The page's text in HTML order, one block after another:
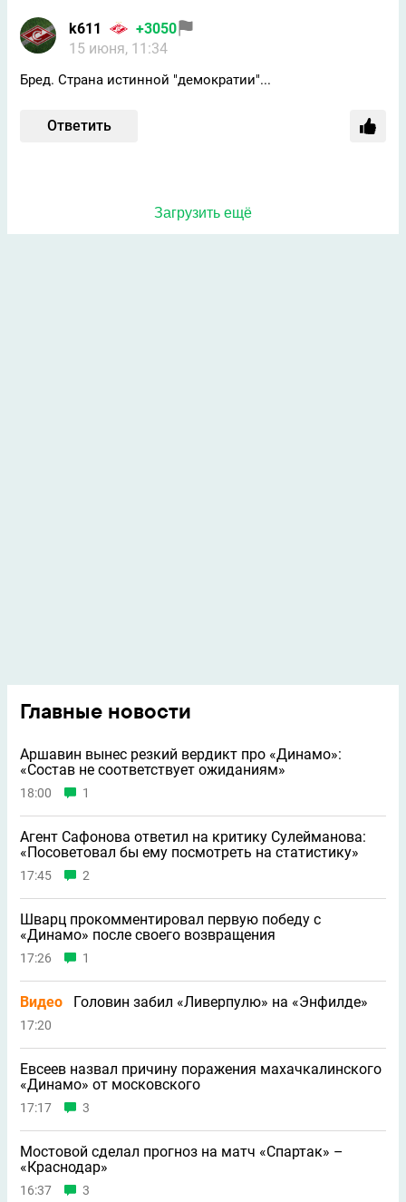
k611
+3050
15 июня, 11:34
Бред. Страна истинной "демократии"...
Ответить
Загрузить ещё
Главные новости
Аршавин вынес резкий вердикт про «Динамо»:
«Состав не соответствует ожиданиям»
18:00 1
Агент Сафонова ответил на критику Сулейманова:
«Посоветовал бы ему посмотреть на статистику»
17:45 2
Шварц прокомментировал первую победу с
«Динамо» после своего возвращения
17:26 1
Видео Головин забил «Ливерпулю» на «Энфилде»
17:20
Евсеев назвал причину поражения махачкалинского
«Динамо» от московского
17:17 3
Мостовой сделал прогноз на матч «Спартак» –
«Краснодар»
16:37 3